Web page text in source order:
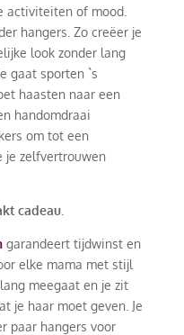
activiteiten of mood.
hangers. Zo creëer je
look zonder lang
gaat sporten `s
haasten naar een
handomdraai
om tot een
je zelfvertrouwen
cadeau.
garandeert tijdwinst en
elke mama met stijl
meegaat en je zit
je haar moet geven. Je
paar hangers voor